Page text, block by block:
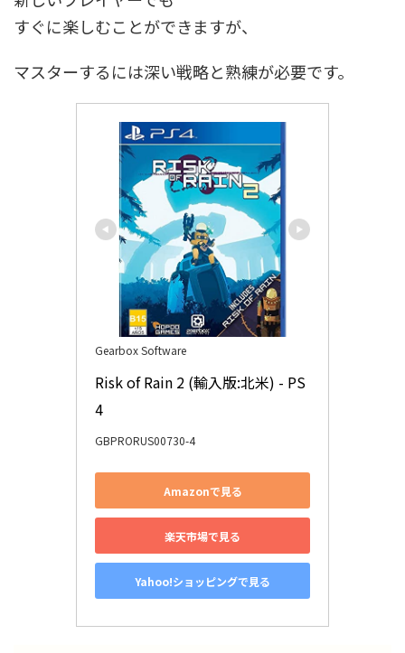
すぐに楽しむことができますが、
マスターするには深い戦略と熟練が必要です。
Gearbox Software
Risk of Rain 2 (輸入版:北米) - PS
4
GBPRORUS00730-4
Amazonで見る
楽天市場で見る
Yahoo!ショッピングで見る